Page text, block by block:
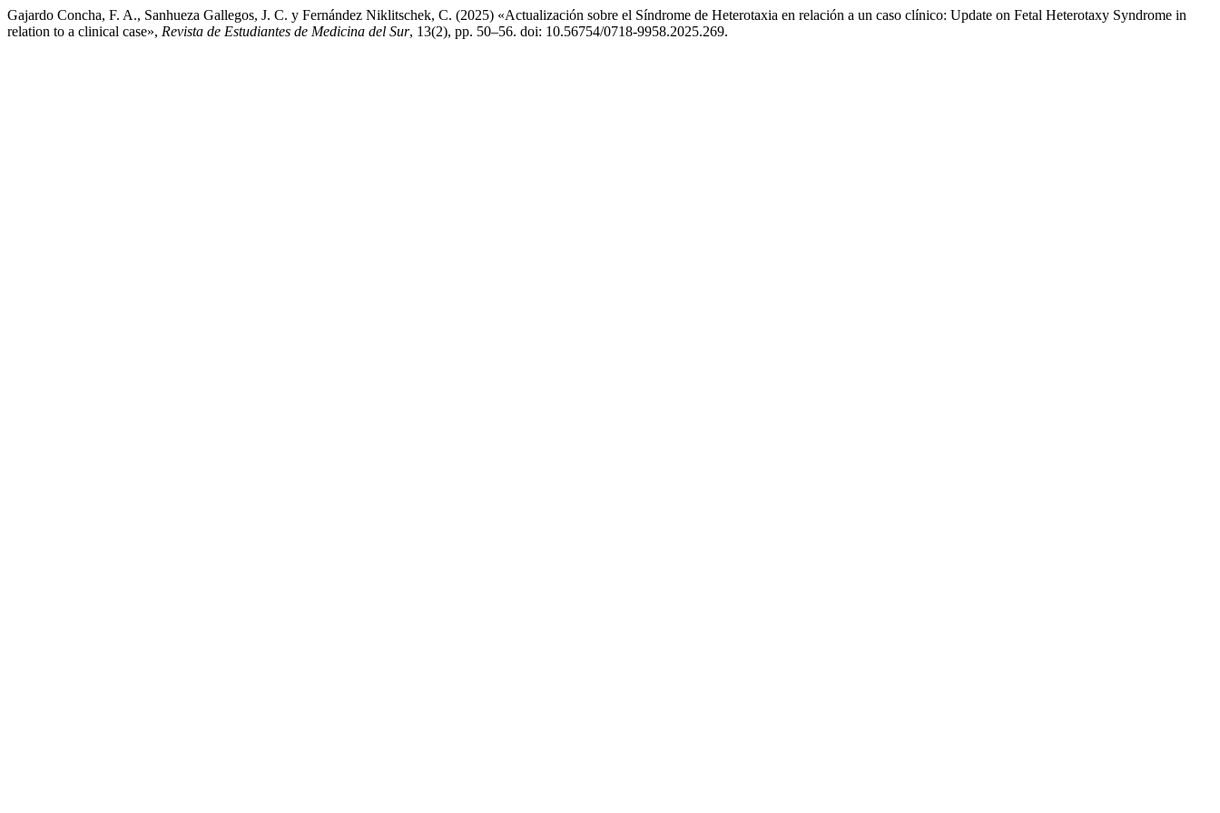
Gajardo Concha, F. A., Sanhueza Gallegos, J. C. y Fernández Niklitschek, C. (2025) «Actualización sobre el Síndrome de Heterotaxia en relación a un caso clínico: Update on Fetal Heterotaxy Syndrome in
relation to a clinical case», Revista de Estudiantes de Medicina del Sur, 13(2), pp. 50–56. doi: 10.56754/0718-9958.2025.269.